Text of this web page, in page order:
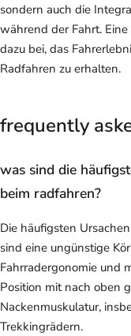
sondern auch die
während der Fahrt.
dazu bei, das
Radfahren zu erhalten.
frequently
was sind die
beim radfahren?
Die häufigsten
sind eine ungünstige
Fahrradergonomie und
Position mit nach oben
Nackenmuskulatur,
Trekkingrädern.